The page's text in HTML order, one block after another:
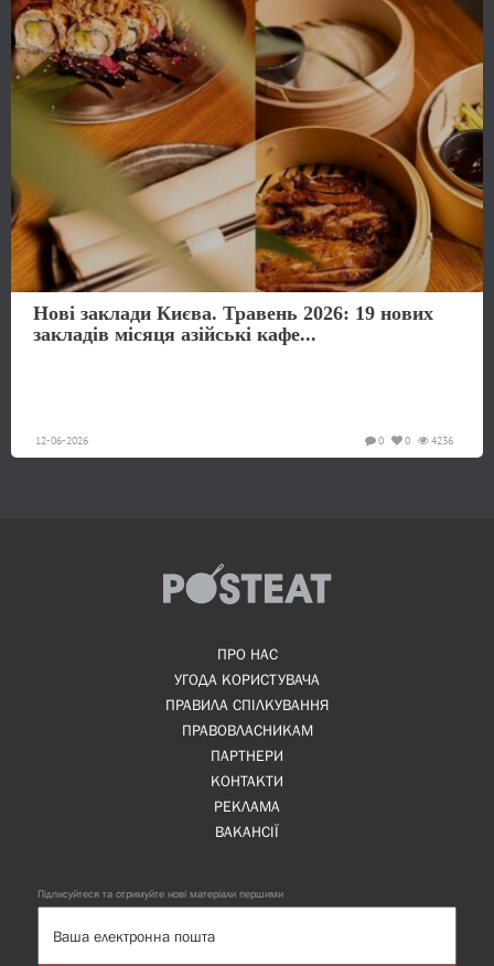
Нові заклади Києва. Травень 2026: 19 нових
закладів місяця азійські кафе...
12-06-2026 4236
0
0
ПРО НАС
УГОДА КОРИСТУВАЧА
ПРАВИЛА СПІЛКУВАННЯ
ПРАВОВЛАСНИКАМ
ПАРТНЕРИ
КОНТАКТИ
РЕКЛАМА
ВАКАНСІЇ
Підписуйтеся та отримуйте нові матеріали першими